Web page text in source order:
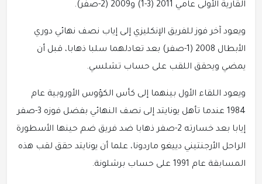
القارية الأولى عامي 2011 (3-1) و2009 (2-صفر).
ويعود آخر فوز للفريق الإنكليزي إلى إياب نصف نهائي دوري
الأبطال 2008 (1-صفر) بعد تعادلهما سلبا ذهابا، قبل أن
يمضي ويحقق اللقب على حساب تشلسي.
ويعود اللقاء الأول بينهما إلى كأس الكؤوس الأوروبية عام
1984 عندما تأهل يونايتد إلى نصف النهائي بفضل فوزه 3-صفر
إيابا بعد خسارته 2-صفر ذهابا ضد فريق ضم حينها الأسطورة
الراحل الأرجنتيني دييغو ماردونا، علما أن يونايتد حقق لقب هذه
المسابقة عام 1991 على حساب برشلونة.